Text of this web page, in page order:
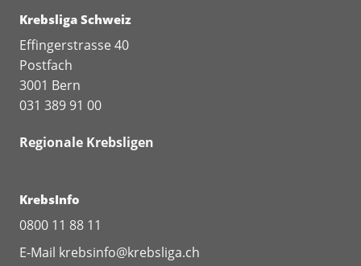
Krebsliga Schweiz
Effingerstrasse 40
Postfach
3001 Bern
031 389 91 00
Regionale Krebsligen
KrebsInfo
0800 11 88 11
E-Mail krebsinfo@krebsliga.ch